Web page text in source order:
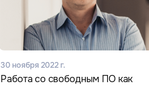
30 ноября 2022 г.
Работа со свободным ПО как